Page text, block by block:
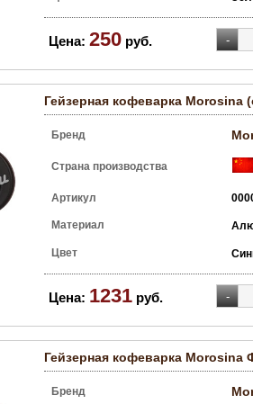
Цена: 250 руб.
Гейзерная кофеварка Morosina
Бренд
Страна производства
Артикул
Материал
Цвет
Цена: 1231 руб.
Гейзерная кофеварка Morosina
Бренд